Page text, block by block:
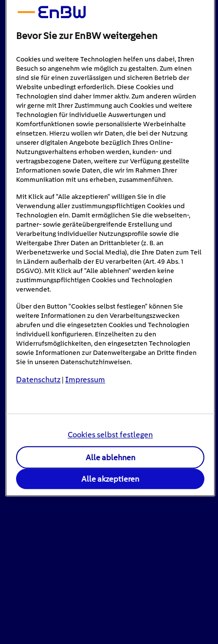
Bevor Sie zur EnBW weitergehen
Cookies und weitere Technologien helfen uns dabei, Ihren
Besuch so angenehm wie möglich zu gestalten. Zum einen
sind sie für einen zuverlässigen und sicheren Betrieb der
Website unbedingt erforderlich. Diese Cookies und
Technologien sind daher immer aktiv. Zum anderen würden
wir gerne mit Ihrer Zustimmung auch Cookies und weitere
Technologien für individuelle Auswertungen und
Komfortfunktionen sowie personalisierte Werbeinhalte
einsetzen. Hierzu wollen wir Daten, die bei der Nutzung
unserer digitalen Angebote bezüglich Ihres Online-
Nutzungsverhaltens erhoben werden, kunden- und
vertragsbezogene Daten, weitere zur Verfügung gestellte
Informationen sowie Daten, die wir im Rahmen Ihrer
Kommunikation mit uns erheben, zusammenführen.
Mit Klick auf "Alle akzeptieren" willigen Sie in die
Verwendung aller zustimmungspflichtigen Cookies und
Technologien ein. Damit ermöglichen Sie die webseiten-,
partner- sowie geräteübergreifende Erstellung und
Verarbeitung individueller Nutzungsprofile sowie die
Weitergabe Ihrer Daten an Drittanbieter (z. B. an
Werbenetzwerke und Social Media), die Ihre Daten zum Teil
in Ländern außerhalb der EU verarbeiten (Art. 49 Abs. 1
DSGVO). Mit Klick auf "Alle ablehnen" werden keine
zustimmungspflichtigen Cookies und Technologien
verwendet.
Über den Button "Cookies selbst festlegen" können Sie
weitere Informationen zu den Verarbeitungszwecken
abrufen und die eingesetzten Cookies und Technologien
individuell konfigurieren. Einzelheiten zu den
Widerrufsmöglichkeiten, den eingesetzten Technologien
sowie Informationen zur Datenweitergabe an Dritte finden
Sie in unseren Datenschutzhinweisen.
Datenschutz |Impressum
Cookies selbst festlegen
Alle ablehnen
Alle akzeptieren